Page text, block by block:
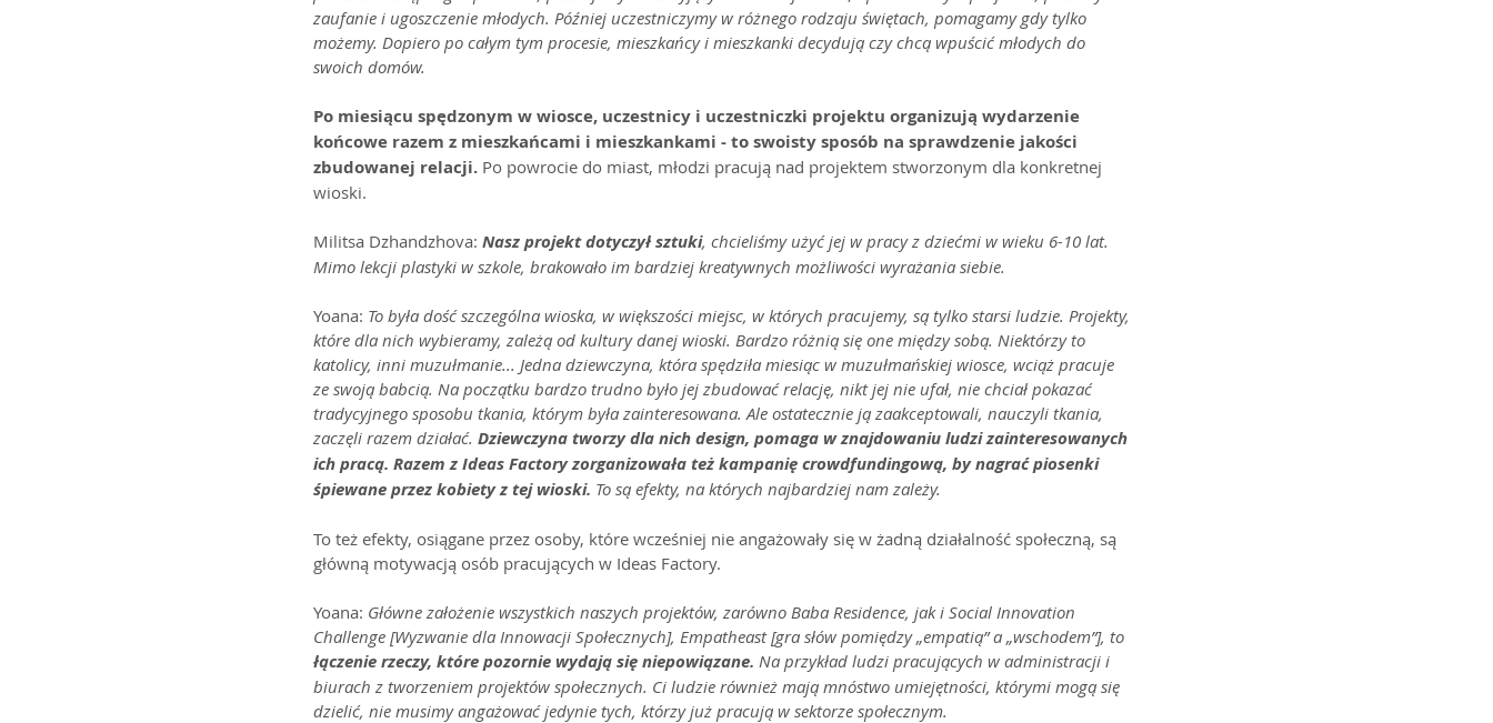
zaufanie i ugoszczenie młodych. Później uczestniczymy w różnego rodzaju świętach, pomagamy gdy tylko
możemy. Dopiero po całym tym procesie, mieszkańcy i mieszkanki decydują czy chcą wpuścić młodych do
swoich domów.
Po miesiącu spędzonym w wiosce, uczestnicy i uczestniczki projektu organizują wydarzenie
końcowe razem z mieszkańcami i mieszkankami - to swoisty sposób na sprawdzenie jakości
zbudowanej relacji. Po powrocie do miast, młodzi pracują nad projektem stworzonym dla konkretnej
wioski.
Militsa Dzhandzhova: Nasz projekt dotyczył sztuki, chcieliśmy użyć jej w pracy z dziećmi w wieku 6-10 lat.
Mimo lekcji plastyki w szkole, brakowało im bardziej kreatywnych możliwości wyrażania siebie.
Yoana: To była dość szczególna wioska, w większości miejsc, w których pracujemy, są tylko starsi ludzie. Projekty,
które dla nich wybieramy, zależą od kultury danej wioski. Bardzo różnią się one między sobą. Niektórzy to
katolicy, inni muzułmanie... Jedna dziewczyna, która spędziła miesiąc w muzułmańskiej wiosce, wciąż pracuje
ze swoją babcią. Na początku bardzo trudno było jej zbudować relację, nikt jej nie ufał, nie chciał pokazać
tradycyjnego sposobu tkania, którym była zainteresowana. Ale ostatecznie ją zaakceptowali, nauczyli tkania,
zaczęli razem działać. Dziewczyna tworzy dla nich design, pomaga w znajdowaniu ludzi zainteresowanych
ich pracą. Razem z Ideas Factory zorganizowała też kampanię crowdfundingową, by nagrać piosenki
śpiewane przez kobiety z tej wioski. To są efekty, na których najbardziej nam zależy.
To też efekty, osiągane przez osoby, które wcześniej nie angażowały się w żadną działalność społeczną, są
główną motywacją osób pracujących w Ideas Factory.
Yoana: Główne założenie wszystkich naszych projektów, zarówno Baba Residence, jak i Social Innovation
Challenge [Wyzwanie dla Innowacji Społecznych], Empatheast [gra słów pomiędzy „empatią” a „wschodem”], to
łączenie rzeczy, które pozornie wydają się niepowiązane. Na przykład ludzi pracujących w administracji i
biurach z tworzeniem projektów społecznych. Ci ludzie również mają mnóstwo umiejętności, którymi mogą się
dzielić, nie musimy angażować jedynie tych, którzy już pracują w sektorze społecznym.